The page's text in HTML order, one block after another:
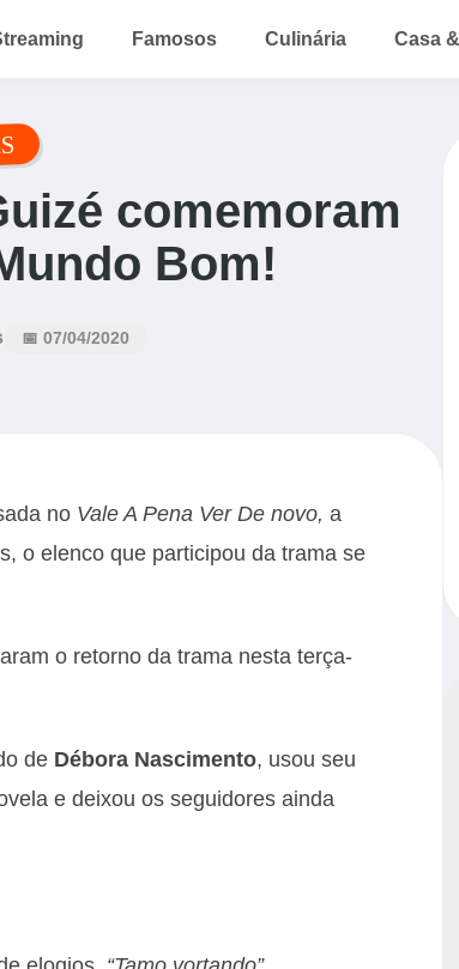
Famosos Culinária Casa
comemoram
Bom!
📅 07/04/2020
no Vale A Pena Ver De novo, a
o elenco que participou da trama se
o retorno da trama nesta terça-
de Débora Nascimento, usou seu
e deixou os seguidores ainda